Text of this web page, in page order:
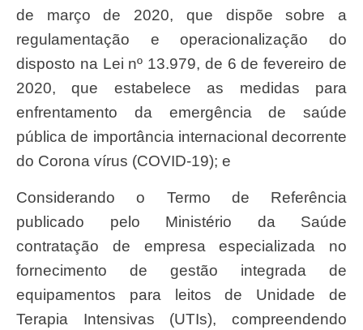
de março de 2020, que dispõe sobre a
regulamentação e operacionalização do
disposto na Lei nº 13.979, de 6 de fevereiro de
2020, que estabelece as medidas para
enfrentamento da emergência de saúde
pública de importância internacional decorrente
do Corona vírus (COVID-19); e
Considerando o Termo de Referência
publicado pelo Ministério da Saúde
contratação de empresa especializada no
fornecimento de gestão integrada de
equipamentos para leitos de Unidade de
Terapia Intensivas (UTIs), compreendendo